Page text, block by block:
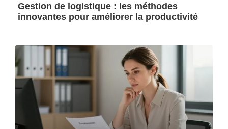
Gestion de logistique : les méthodes
innovantes pour améliorer la productivité